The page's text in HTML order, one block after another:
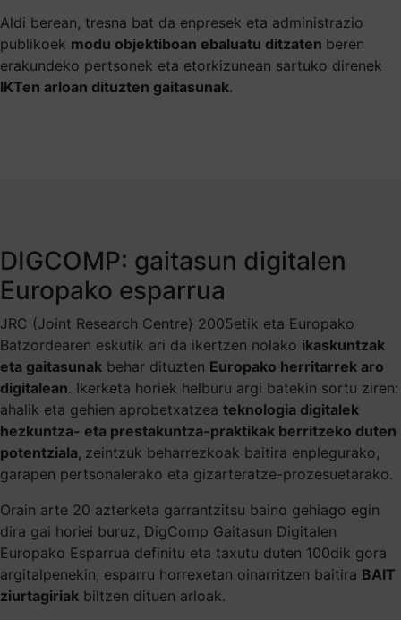
Aldi berean, tresna bat da enpresek eta administrazio
publikoek modu objektiboan ebaluatu ditzaten beren
erakundeko pertsonek eta etorkizunean sartuko direnek
IKTen arloan dituzten gaitasunak.
DIGCOMP: gaitasun digitalen
Europako esparrua
JRC (Joint Research Centre) 2005etik eta Europako
Batzordearen eskutik ari da ikertzen nolako ikaskuntzak
eta gaitasunak behar dituzten Europako herritarrek aro
digitalean. Ikerketa horiek helburu argi batekin sortu ziren:
ahalik eta gehien aprobetxatzea teknologia digitalek
hezkuntza- eta prestakuntza-praktikak berritzeko duten
potentziala, zeintzuk beharrezkoak baitira enplegurako,
garapen pertsonalerako eta gizarteratze-prozesuetarako.
Orain arte 20 azterketa garrantzitsu baino gehiago egin
dira gai horiei buruz, DigComp Gaitasun Digitalen
Europako Esparrua definitu eta taxutu duten 100dik gora
argitalpenekin, esparru horrexetan oinarritzen baitira BAIT
ziurtagiriak biltzen dituen arloak.